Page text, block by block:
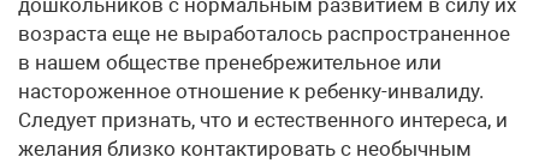
дошкольников с нормальным развитием в силу их
возраста еще не выработалось распространенное
в нашем обществе пренебрежительное или
настороженное отношение к ребенку-инвалиду.
Следует признать, что и естественного интереса, и
желания близко контактировать с необычным